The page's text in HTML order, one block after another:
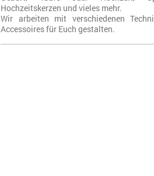
Hochzeitskerzen und vieles mehr.
Wir arbeiten mit verschiedenen
Accessoires für Euch gestalten.